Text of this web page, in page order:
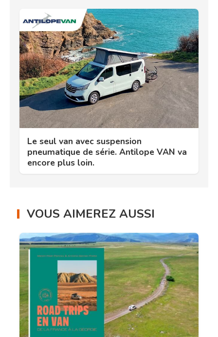
Le seul van avec suspension
pneumatique de série. Antilope VAN va
encore plus loin.
VOUS AIMEREZ AUSSI